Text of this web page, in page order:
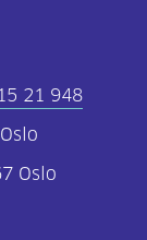
21 948
Oslo